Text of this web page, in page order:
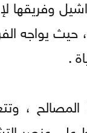
وفريقها
، حيث
.
،